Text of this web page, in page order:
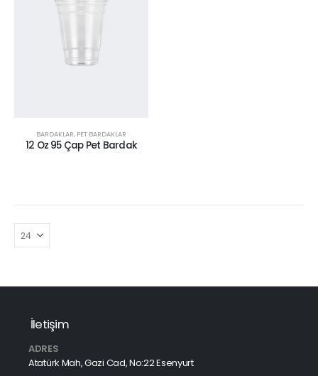
BARDAKLAR, PET BARDAKLAR
12 Oz 95 Çap Pet Bardak
İletişim
ADRES
Atatürk Mah, Gazi Cad, No:22 Esenyurt